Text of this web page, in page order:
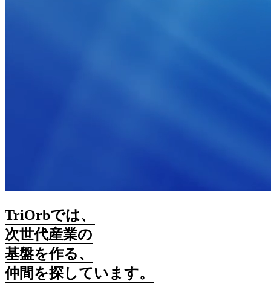
TriOrbでは、
次世代産業の
基盤を作る、
仲間を探しています。